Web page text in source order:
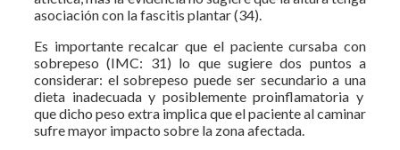
asociación con la fascitis plantar (34).
Es importante recalcar que el paciente cursaba con
sobrepeso (IMC: 31) lo que sugiere dos puntos a
considerar: el sobrepeso puede ser secundario a una
dieta inadecuada y posiblemente proinflamatoria y
que dicho peso extra implica que el paciente al caminar
sufre mayor impacto sobre la zona afectada.